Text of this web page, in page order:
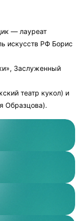
— лауреат
искусств РФ Борис
Заслуженный
театр кукол) и
Образцова).